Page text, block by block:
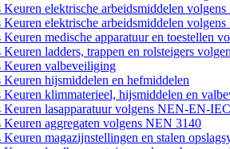
Keuren elektrische arbeidsmiddelen
Keuren elektrische arbeidsmiddelen
Keuren medische apparatuur en toestellen
Keuren ladders, trappen en rolsteigers
Keuren valbeveiliging
Keuren hijsmiddelen en hefmiddelen
Keuren klimmaterieel, hijsmiddelen en
Keuren lasapparatuur volgens NEN-EN-
Keuren aggregaten volgens NEN 3140
Keuren magazijnstellingen en stalen